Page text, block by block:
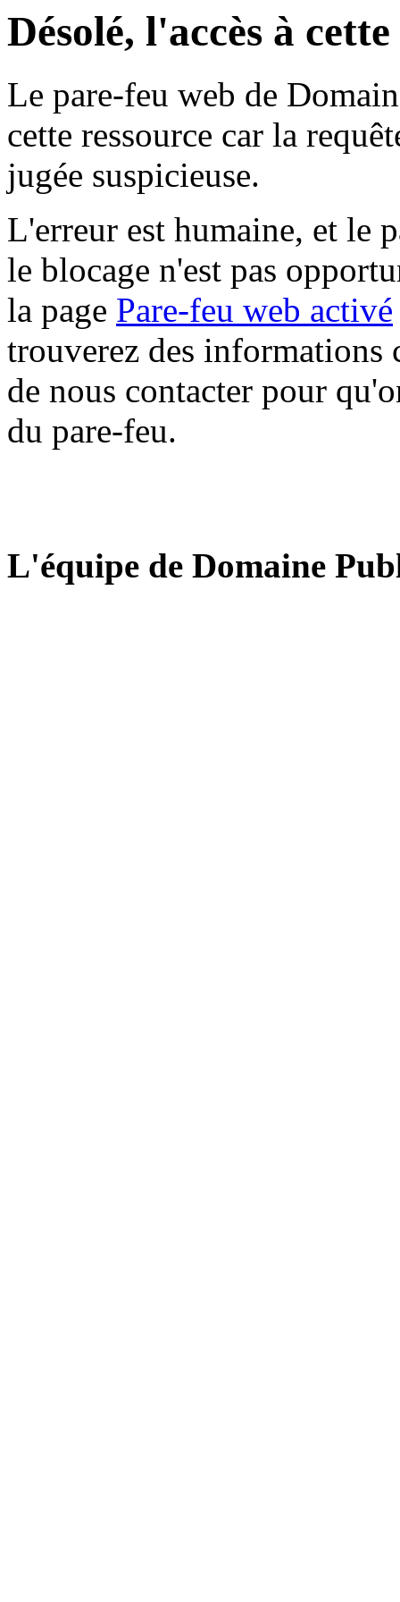
Désolé, l'accès à
Le pare-feu web de
cette ressource car la
jugée suspicieuse.
L'erreur est humaine, et le
le blocage n'est pas
la page Pare-feu web activé
trouverez des informations
de nous contacter pour
du pare-feu.
L'équipe de Domaine